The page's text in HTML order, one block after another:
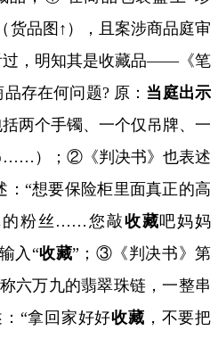
货品图↑），且案涉商品庭审
过，明知其是收藏品——《笔
存在何问题? 原： 当庭出示
两个手镯、一个仅吊牌、一
…… ）；②《判决书》也表述
： “想要保险柜里面真正的高
粉丝 …… 您敲收藏吧妈妈
入 “收藏” ；③《判决书》第
六万九的翡翠珠链，一整串
“拿回家好好收藏 ，不要把